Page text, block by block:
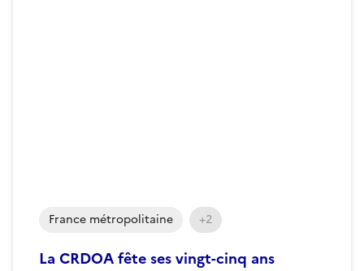
La CRDOA fête ses vingt-cinq ans
France métropolitaine +2